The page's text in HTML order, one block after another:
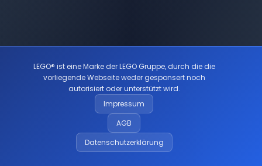
LEGO® ist eine Marke der LEGO Gruppe, durch die die
vorliegende Webseite weder gesponsert noch
autorisiert oder unterstützt wird.
Impressum
AGB
Datenschutzerklärung